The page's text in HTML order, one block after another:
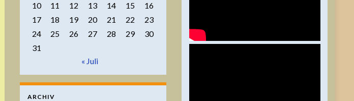
10
11 12 13 14 15
16
17
18 19 20 21 22
23
24
25 26 27 28 29
30
31
« Juli
ARCHIV